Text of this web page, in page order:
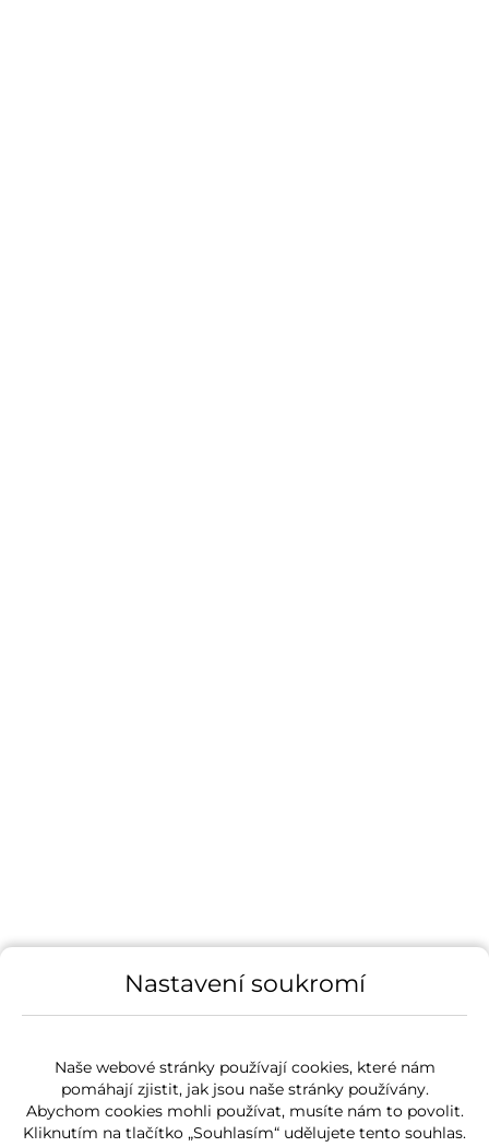
Nastavení soukromí
Naše webové stránky používají cookies, které nám
pomáhají zjistit, jak jsou naše stránky používány.
Abychom cookies mohli používat, musíte nám to povolit.
Kliknutím na tlačítko „Souhlasím“ udělujete tento souhlas.